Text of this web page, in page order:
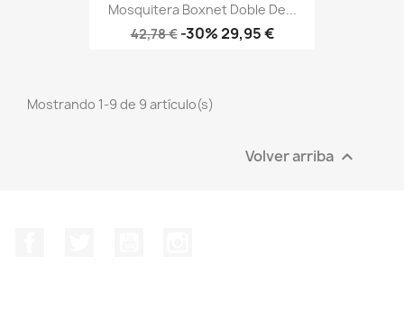
Mosquitera Boxnet Doble De...
Precio
42,78 € -30% Precio
29,95 €
Mostrando 1-9 de 9 artículo(s)
Volver arriba 